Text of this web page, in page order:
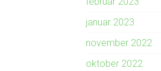
januar 2023
november 2022
oktober 2022